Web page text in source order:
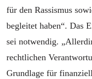
für den Rassismus
begleitet haben“. Das
sei notwendig.
rechtlichen
Grundlage für